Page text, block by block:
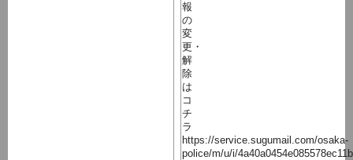
報
の
変
更・
解
除
は
コ
チ
ラ
https://service.sugumail.com/osaka-
police/m/u/i/